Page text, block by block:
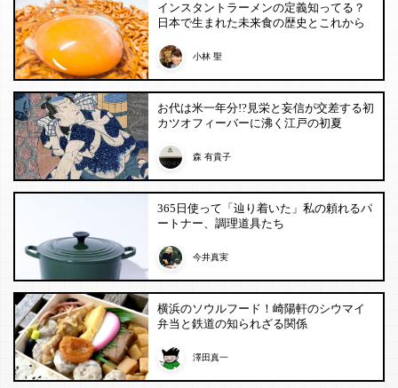
インスタントラーメンの定義知ってる？
日本で生まれた未来食の歴史とこれから
小林 聖
お代は米一年分!?見栄と妄信が交差する初
カツオフィーバーに沸く江戸の初夏
森 有貴子
365日使って「辿り着いた」私の頼れるパ
ートナー、調理道具たち
今井真実
横浜のソウルフード！崎陽軒のシウマイ
弁当と鉄道の知られざる関係
澤田真一